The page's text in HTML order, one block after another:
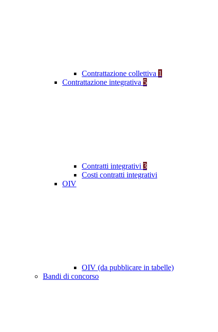
Contrattazione collettiva 1
Contrattazione integrativa 5
Contratti integrativi 3
Costi contratti integrativi
OIV
OIV (da pubblicare in tabelle)
Bandi di concorso